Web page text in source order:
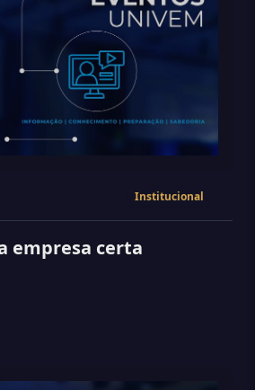
Institucional
empresa certa